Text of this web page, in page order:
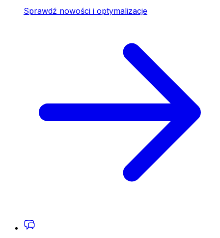
Sprawdź nowości i optymalizacje